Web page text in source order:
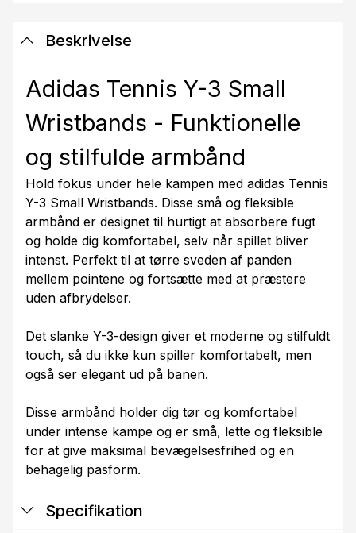
Beskrivelse
Adidas Tennis Y-3 Small
Wristbands - Funktionelle
og stilfulde armbånd
Hold fokus under hele kampen med adidas Tennis
Y-3 Small Wristbands. Disse små og fleksible
armbånd er designet til hurtigt at absorbere fugt
og holde dig komfortabel, selv når spillet bliver
intenst. Perfekt til at tørre sveden af panden
mellem pointene og fortsætte med at præstere
uden afbrydelser.
Det slanke Y-3-design giver et moderne og stilfuldt
touch, så du ikke kun spiller komfortabelt, men
også ser elegant ud på banen.
Disse armbånd holder dig tør og komfortabel
under intense kampe og er små, lette og fleksible
for at give maksimal bevægelsesfrihed og en
behagelig pasform.
Specifikation